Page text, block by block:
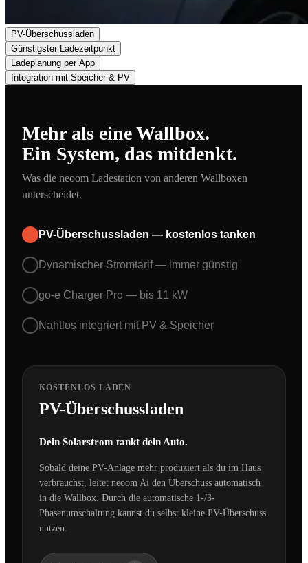
PV-Überschussladen
Günstigster Ladezeitpunkt
Ladeplanung per App
Integration mit Speicher & PV
Mehr als eine Wallbox.
Ein System, das mitdenkt.
Was die neoom Ladestation von anderen Wallboxen
unterscheidet.
PV-Überschussladen — kostenlos tanken
Dynamischer Stromtarif — immer günstig
go-e Charger Pro — bis 11 kW
Nahtlos integriert mit PV & Speicher
KOSTENLOS LADEN
PV-Überschussladen
Dein Solarstrom tankt dein Auto.
Sobald deine PV-Anlage mehr produziert als du im Haus
verbrauchst, leitet neoom Ai den Überschuss automatisch
in die Wallbox. Durch die automatische 1-/3-
Phasenumschaltung kannst du selbst kleine PV-Überschuss
nutzen.